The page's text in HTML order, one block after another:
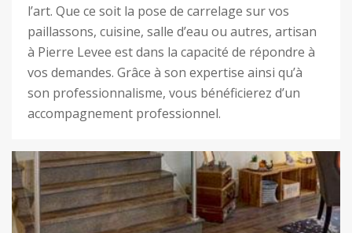
l’art. Que ce soit la pose de carrelage sur vos
paillassons, cuisine, salle d’eau ou autres, artisan
à Pierre Levee est dans la capacité de répondre à
vos demandes. Grâce à son expertise ainsi qu’à
son professionnalisme, vous bénéficierez d’un
accompagnement professionnel.